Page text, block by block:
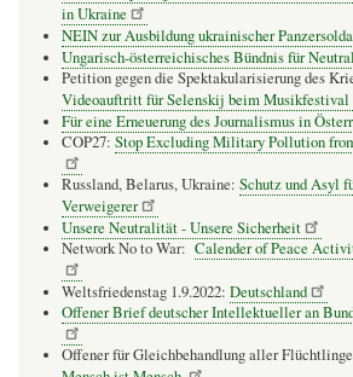
in Ukraine
NEIN zur Ausbildung ukrainischer
Ungarisch-österreichisches Bündnis für
Petition gegen die Spektakularisierung des
Videoauftritt für Selenskij beim Musikfestival
Für eine Erneuerung des Journalismus in
COP27: Stop Excluding Military Pollution
Russland, Belarus, Ukraine: Schutz und Asyl
Verweigerer
Unsere Neutralität - Unsere Sicherheit
Network No to War: Calender of Peace
Weltsfriedenstag 1.9.2022: Deutschland
Offener Brief deutscher Intellektueller an
Offener für Gleichbehandlung aller